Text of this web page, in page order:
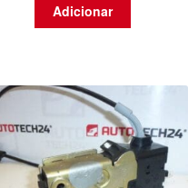
Adicionar